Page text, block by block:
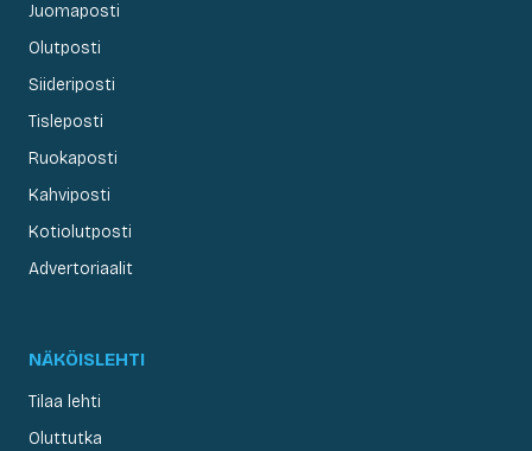
Juomaposti
Olutposti
Siideriposti
Tisleposti
Ruokaposti
Kahviposti
Kotiolutposti
Advertoriaalit
NÄKÖISLEHTI
Tilaa lehti
Oluttutka